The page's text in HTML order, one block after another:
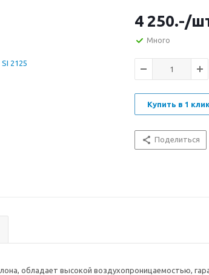
4 250.-/
Много
Купить в 1
Поделиться
обладает высокой воздухопроницаемостью,